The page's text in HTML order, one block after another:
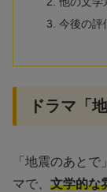
今後の評
ドラマ「
「地震のあと
マで、 文学的な